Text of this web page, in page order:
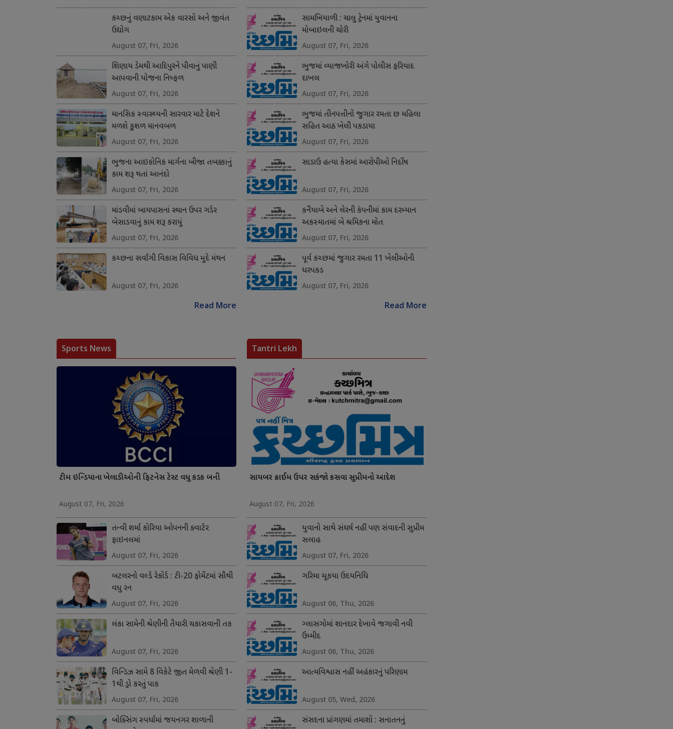
કચ્છનું વણાટકામ એક વારસો અને જીવંત
ઉદ્યોગ
August 07, Fri, 2026
શિણાય ડેમથી આદિપુરને પીવાનું પાણી
આપવાની યોજના નિષ્ફળ
August 07, Fri, 2026
માનસિક સ્વાસ્થ્યની સારવાર માટે દેશને
મળશે કુશળ માનવબળ
August 07, Fri, 2026
ભુજના આઇકોનિક માર્ગના બીજા તબક્કાનું
કામ શરૂ થતાં આનંદો
August 07, Fri, 2026
માંડવીમાં બાયપાસનાં સ્થાન ઉપર ગર્ડર
બેસાડવાનું કામ શરૂ કરાયું
August 07, Fri, 2026
કચ્છના સર્વાંગી વિકાસ વિવિધ મુદે મંથન
August 07, Fri, 2026
Read More
સામખિયાળી : ચાલુ ટ્રેનમાં યુવાનના
મોબાઇલની ચોરી
August 07, Fri, 2026
ભુજમાં વ્યાજખોરી અંગે પોલીસ ફરિયાદ
દાખલ
August 07, Fri, 2026
ભુજમાં તીનપત્તીનો જુગાર રમતા છ મહિલા
સહિત આઠ ખેલી પકડાયા
August 07, Fri, 2026
સાડાઉ હત્યા કેસમાં આરોપીઓ નિર્દોષ
August 07, Fri, 2026
કનૈયાબે અને લેરની કંપનીમાં કામ દરમ્યાન
અકસ્માતમાં બે શ્રમિકના મોત
August 07, Fri, 2026
પૂર્વ કચ્છમાં જુગાર રમતા 11 ખેલીઓની
ધરપકડ
August 07, Fri, 2026
Read More
Sports News
ટીમ ઇન્ડિયાના ખેલાડીઓની ફિટનેસ ટેસ્ટ વધુ કડક બની
August 07, Fri, 2026
તન્વી શર્મા કોરિયા ઓપનની ક્વાર્ટર
ફાઇનલમાં
August 07, Fri, 2026
બટલરનો વર્લ્ડ રેકોર્ડ : ટી-20 ફોર્મેટમાં સૌથી
વધુ રન
August 07, Fri, 2026
લંકા સામેની શ્રેણીની તૈયારી ચકાસવાની તક
August 07, Fri, 2026
વિન્ડિઝ સામે 8 વિકેટે જીત મેળવી શ્રેણી 1-
1થી ડ્રો કરતું પાક
August 07, Fri, 2026
બોક્સિંગ સ્પર્ધામાં જયનગર શાળાની
Tantri Lekh
સાયબર ક્રાઈમ ઉપર સકંજો કસવા સુપ્રીમનો આદેશ
August 07, Fri, 2026
યુવાનો સાથે સંઘર્ષ નહીં પણ સંવાદની સુપ્રીમ
સલાહ
August 07, Fri, 2026
ગરિમા ચૂકયા ઉદયનિધિ
August 06, Thu, 2026
ગ્લાસગોમાં શાનદાર દેખાવે જગાવી નવી
ઉમ્મીદ
August 06, Thu, 2026
આત્મવિશ્વાસ નહીં અહંકારનું પરિણામ
August 05, Wed, 2026
સંસદના પ્રાંગણમાં તમાશો : સનાતનનું